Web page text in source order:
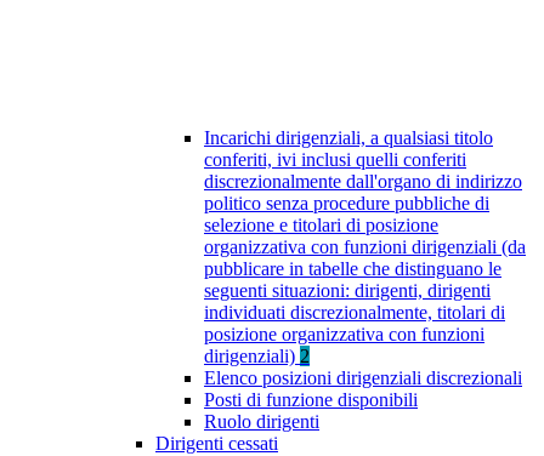
Incarichi dirigenziali, a qualsiasi titolo
conferiti, ivi inclusi quelli conferiti
discrezionalmente dall'organo di indirizzo
politico senza procedure pubbliche di
selezione e titolari di posizione
organizzativa con funzioni dirigenziali (da
pubblicare in tabelle che distinguano le
seguenti situazioni: dirigenti, dirigenti
individuati discrezionalmente, titolari di
posizione organizzativa con funzioni
dirigenziali) 2
Elenco posizioni dirigenziali discrezionali
Posti di funzione disponibili
Ruolo dirigenti
Dirigenti cessati